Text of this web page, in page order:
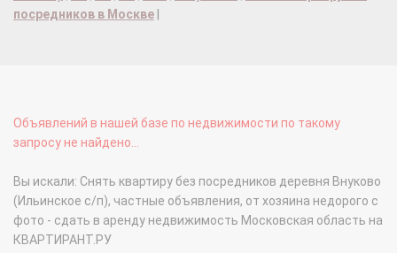
посредников в Москве
Объявлений в нашей базе по недвижимости по такому
запросу не найдено...
Вы искали: Снять квартиру без посредников деревня Внуково
(Ильинское с/п), частные объявления, от хозяина недорого с
фото - сдать в аренду недвижимость Московская область на
КВАРТИРАНТ.РУ